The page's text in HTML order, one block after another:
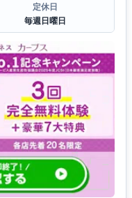
定休日
毎週日曜日